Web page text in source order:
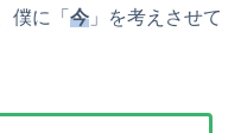
僕に「 今 」を考えさせて